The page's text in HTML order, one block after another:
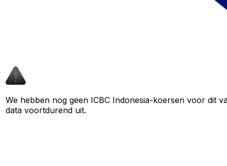
We hebben nog geen ICBC Indonesia-koersen voor dit
data voortdurend uit.